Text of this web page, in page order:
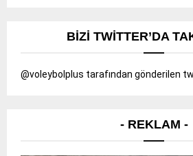
BIZI TWITTER’DA
@voleybolplus tarafından gönderilen
- REKLAM -